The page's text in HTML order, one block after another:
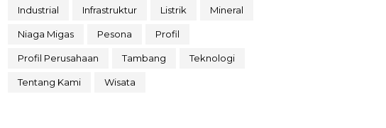
Industrial Infrastruktur Listrik Mineral
Niaga Migas Pesona Profil
Profil Perusahaan Tambang Teknologi
Tentang Kami Wisata